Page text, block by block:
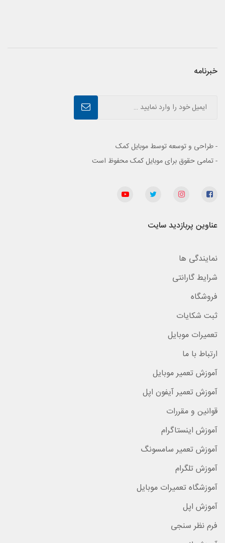
خبرنامه
- طراحی و توسعه توسط موبایل کمک
- تمامی حقوق برای موبایل کمک محفوظ است
عناوین پربازدید سایت
نمایندگی ها
شرایط گارانتی
فروشگاه
ثبت شکایات
تعمیرات موبایل
ارتباط با ما
آموزش تعمیر موبایل
آموزش تعمیر آیفون اپل
قوانین و مقررات
آموزش اینستاگرام
آموزش تعمیر سامسونگ
آموزش تلگرام
آموزشگاه تعمیرات موبایل
آموزش اپل
فرم نظر سنجی